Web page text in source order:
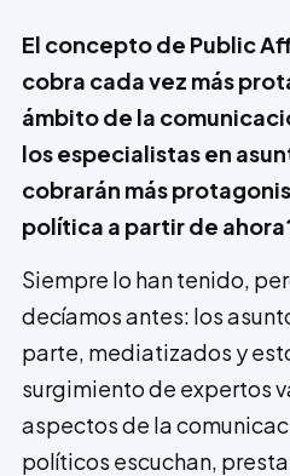
El concepto de Public
cobra cada vez más
ámbito de la
los especialistas en
cobrarán más
política a partir de
Siempre lo han tenido,
decíamos antes: los
parte, mediatizados y
surgimiento de expertos
aspectos de la
políticos escuchan,